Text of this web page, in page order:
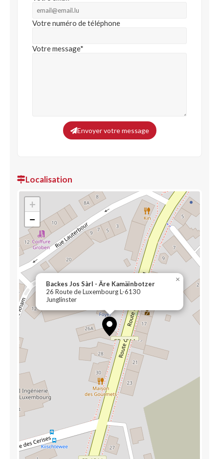
Votre numéro de téléphone
Votre message*
Envoyer votre message
Localisation
Backes Jos Sàrl - Äre Kamäinbotzer
26 Route de Luxembourg L-6130
Junglinster
×
+
−